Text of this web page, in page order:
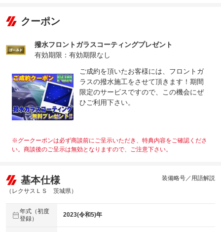
クーポン
撥水フロントガラスコーティングプレゼント
有効期限：有効期限なし
ご成約を頂いたお客様には、フロントガ
ラスの撥水施工をさせて頂きます！期間
限定のサービスですので、この機会にぜ
ひご利用下さい。
※グークーポンは必ず商談前にご呈示いただき、特典内容をご確認くださ
い。商談後のご呈示は無効となりますので、ご注意下さい。
基本仕様
（レクサスＬＳ 茨城県）
装備略号／用語解説
年式（初度
登録）
2023(令和5)年